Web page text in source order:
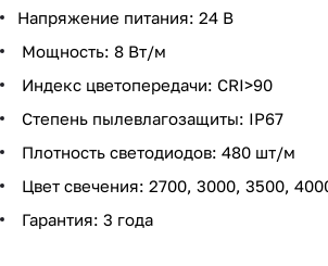
Напряжение питания: 24 В
Мощность: 8 Вт/м
Индекс цветопередачи: CRI>90
Степень пылевлагозащиты: IP67
Плотность светодиодов: 480 шт/м
Цвет свечения: 2700, 3000, 3500,
Гарантия: 3 года